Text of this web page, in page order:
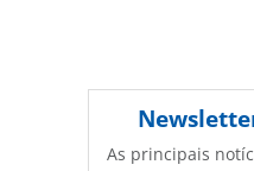
As principais